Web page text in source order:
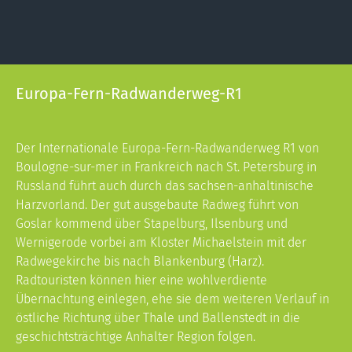
Europa-Fern-Radwanderweg-R1
Der Internationale Europa-Fern-Radwanderweg R1 von
Boulogne-sur-mer in Frankreich nach St. Petersburg in
Russland führt auch durch das sachsen-anhaltinische
Harzvorland. Der gut ausgebaute Radweg führt von
Goslar kommend über Stapelburg, Ilsenburg und
Wernigerode vorbei am Kloster Michaelstein mit der
Radwegekirche bis nach Blankenburg (Harz).
Radtouristen können hier eine wohlverdiente
Übernachtung einlegen, ehe sie dem weiteren Verlauf in
östliche Richtung über Thale und Ballenstedt in die
geschichtsträchtige Anhalter Region folgen.